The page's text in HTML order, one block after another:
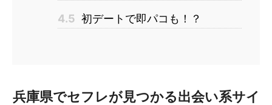
4.5 初デートで即パコも！？
兵庫県でセフレが見つかる出会い系サイ